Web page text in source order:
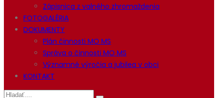
Zápisnica z valného zhromaždenia
FOTOGALÉRIA
DOKUMENTY
Plán činnosti MO MS
Správa o činnosti MO MS
Významné výročia a jubilea v obci
KONTAKT